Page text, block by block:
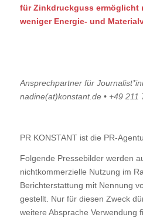
für Zinkdruckguss ermöglicht
weniger Energie- und
Ansprechpartner für
nadine(at)konstant.de • +49 211
PR KONSTANT ist die PR-
Folgende Pressebilder werden
nichtkommerzielle Nutzung im
Berichterstattung mit Nennung
gestellt. Nur für diesen Zweck
weitere Absprache Verwendung